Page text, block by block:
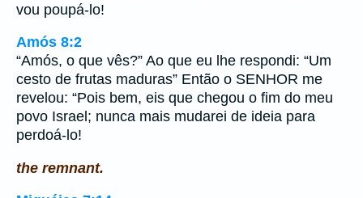
vou poupá-lo!
Amós 8:2
“Amós, o que vês?” Ao que eu lhe respondi: “Um
cesto de frutas maduras” Então o SENHOR me
revelou: “Pois bem, eis que chegou o fim do meu
povo Israel; nunca mais mudarei de ideia para
perdoá-lo!
the remnant.